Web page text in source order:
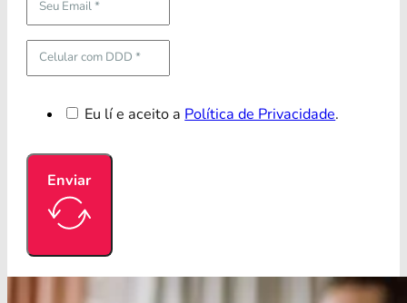
Eu lí e aceito aPolítica de Privacidade.
Enviar